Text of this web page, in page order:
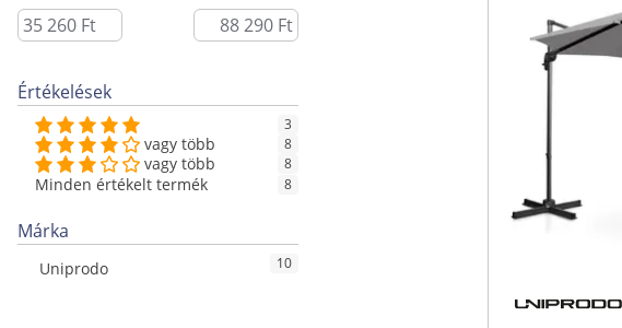
Értékelések
3
vagy több 8
vagy több 8
Minden értékelt termék 8
Márka
Uniprodo 10